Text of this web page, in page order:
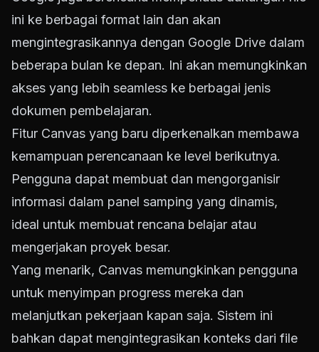
ini ke berbagai format lain dan akan
mengintegrasikannya dengan Google Drive dalam
beberapa bulan ke depan. Ini akan memungkinkan
akses yang lebih seamless ke berbagai jenis
dokumen pembelajaran.
Fitur Canvas yang baru diperkenalkan membawa
kemampuan perencanaan ke level berikutnya.
Pengguna dapat membuat dan mengorganisir
informasi dalam panel samping yang dinamis,
ideal untuk membuat rencana belajar atau
mengerjakan proyek besar.
Yang menarik, Canvas memungkinkan pengguna
untuk menyimpan progress mereka dan
melanjutkan pekerjaan kapan saja. Sistem ini
bahkan dapat mengintegrasikan konteks dari file